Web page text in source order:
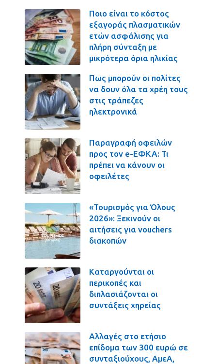
Ποιο είναι το κόστος
εξαγοράς πλασματικών
ετών ασφάλισης για
πλήρη σύνταξη με
μικρότερα όρια ηλικίας
Πως μπορούν οι πολίτες
να δουν όλα τα χρέη τους
στις τράπεζες
ηλεκτρονικά
Παραγραφή οφειλών
προς τον e-ΕΦΚΑ: Τι
πρέπει να κάνουν οι
οφειλέτες
«Τουρισμός για Όλους
2026»: Ξεκινούν οι
αιτήσεις για vouchers
διακοπών
Καταργούνται οι
περικοπές και
διπλασιάζονται οι
συντάξεις χηρείας
Αλλαγές στο ετήσιο
επίδομα των 300 ευρώ σε
συνταξιούχους, ΑμεΑ,